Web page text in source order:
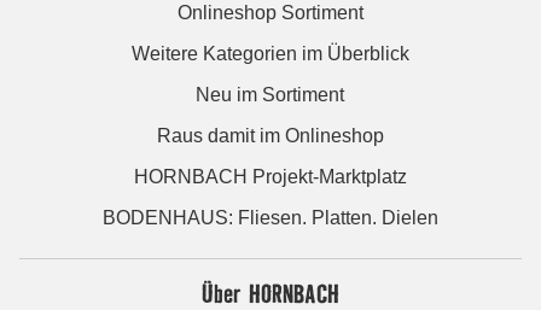
Onlineshop Sortiment
Weitere Kategorien im Überblick
Neu im Sortiment
Raus damit im Onlineshop
HORNBACH Projekt-Marktplatz
BODENHAUS: Fliesen. Platten. Dielen
Über HORNBACH